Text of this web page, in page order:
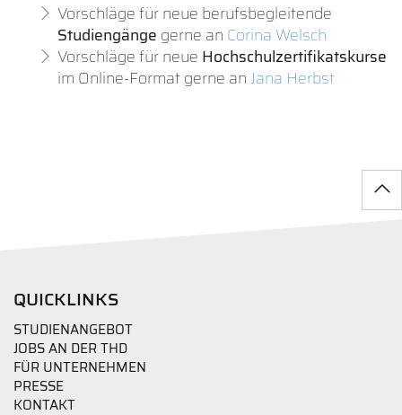
Vorschläge für neue berufsbegleitende
Studiengänge gerne an Corina Welsch
Vorschläge für neue Hochschulzertifikatskurse
im Online-Format gerne anJana Herbst
QUICKLINKS
STUDIENANGEBOT
JOBS AN DER THD
FÜR UNTERNEHMEN
PRESSE
KONTAKT